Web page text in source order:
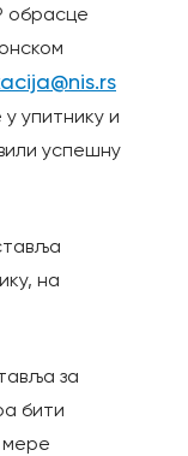
обрасце
упитнику и
успешну
на
за
бити
мере